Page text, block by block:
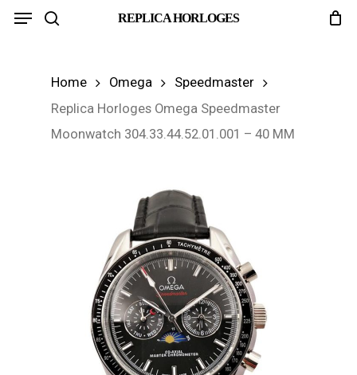
Skip
REPLICA HORLOGES
Menu
Home Omega
Speedmaster
Replica Horloges Omega Speedmaster
Moonwatch 304.33.44.52.01.001 – 40 MM